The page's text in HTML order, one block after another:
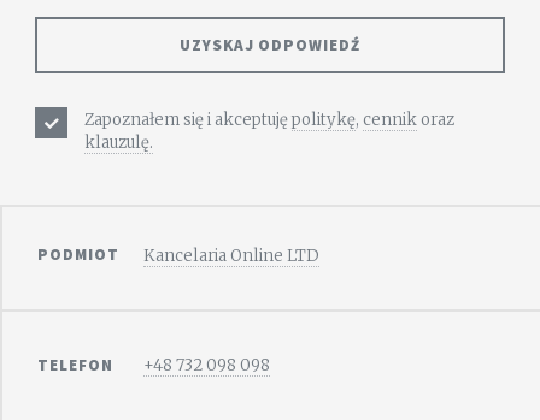
Zapoznałem się i akceptujępolitykę, cennik oraz
klauzulę.
PODMIOT Kancelaria Online LTD
TELEFON +48 732 098 098